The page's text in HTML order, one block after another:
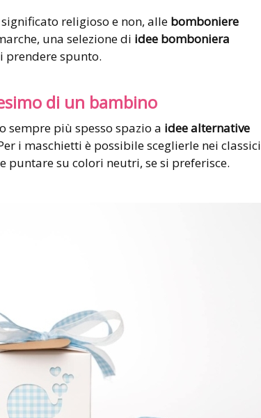
significato religioso e non, alle bomboniere
una selezione di idee bomboniera
prendere spunto.
di un bambino
sempre più spesso spazio a idee alternative
i maschietti è possibile sceglierle nei classici
puntare su colori neutri, se si preferisce.